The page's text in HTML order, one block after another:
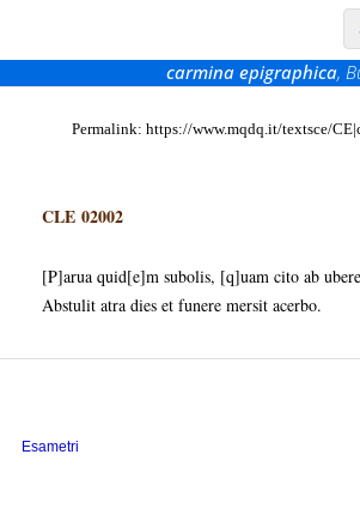
carmina epigraphica,
Permalink: https://www.mqdq.it/textsce/
CLE 02002
[P]arua quid[e]m subolis, [q]uam cito ab
Abstulit atra dies et funere mersit acerbo.
Esametri